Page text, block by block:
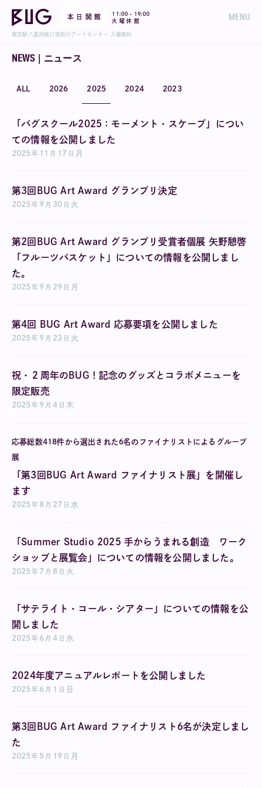
本 日 開 館 11:00 - 19:00
火 曜 休 館
MENU
東京駅八重洲南口直結のアートセンター 入場無料
NEWS｜ニュース
ALL 2026 2025 2024 2023
「バグスクール2025：モーメント・スケープ」につい
ての情報を公開しました
2025年 11 月 17 日 月
第3回BUG Art Award グランプリ決定
2025年 9 月 30 日 火
第2回BUG Art Award グランプリ受賞者個展 矢野憩啓
「フルーツバスケット」についての情報を公開しまし
た。
2025年 9 月 29 日 月
第4回 BUG Art Award 応募要項を公開しました
2025年 9 月 23 日 火
祝・２周年のBUG！記念のグッズとコラボメニューを
限定販売
2025年 9 月 4 日 木
応募総数418件から選出された6名のファイナリストによるグループ
展
「第3回BUG Art Award ファイナリスト展」を開催し
ます
2025年 8 月 27 日 水
「Summer Studio 2025 手からうまれる創造 ワーク
ショップと展覧会」についての情報を公開しました。
2025年 7 月 8 日 火
「サテライト・コール・シアター」についての情報を公
開しました
2025年 6 月 4 日 水
2024年度アニュアルレポートを公開しました
2025年 6 月 1 日 日
第3回BUG Art Award ファイナリスト6名が決定しまし
た
2025年 5 月 19 日 月